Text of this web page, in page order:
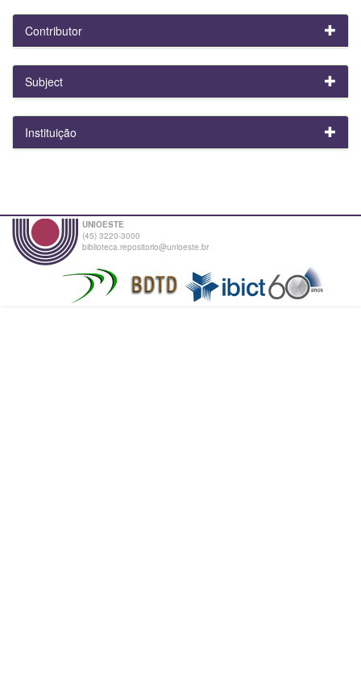
Contributor
Subject
Instituição
UNIOESTE
(45) 3220-3000
biblioteca.repositorio@unioeste.br